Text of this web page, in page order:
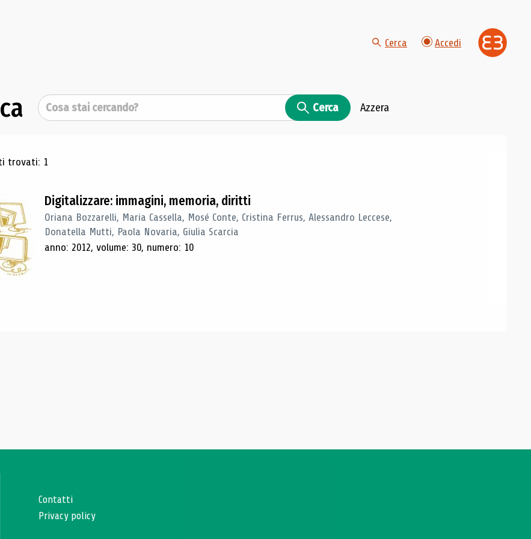
Cerca Accedi
Cerca Cerca Azzera
di ricerca
trovati: 1
Digitalizzare: immagini, memoria, diritti
Oriana Bozzarelli, Maria Cassella, Mosé Conte, Cristina Ferrus, Alessandro Leccese,
Donatella Mutti, Paola Novaria, Giulia Scarcia
anno: 2012, volume: 30, numero: 10
Contatti
Privacy policy